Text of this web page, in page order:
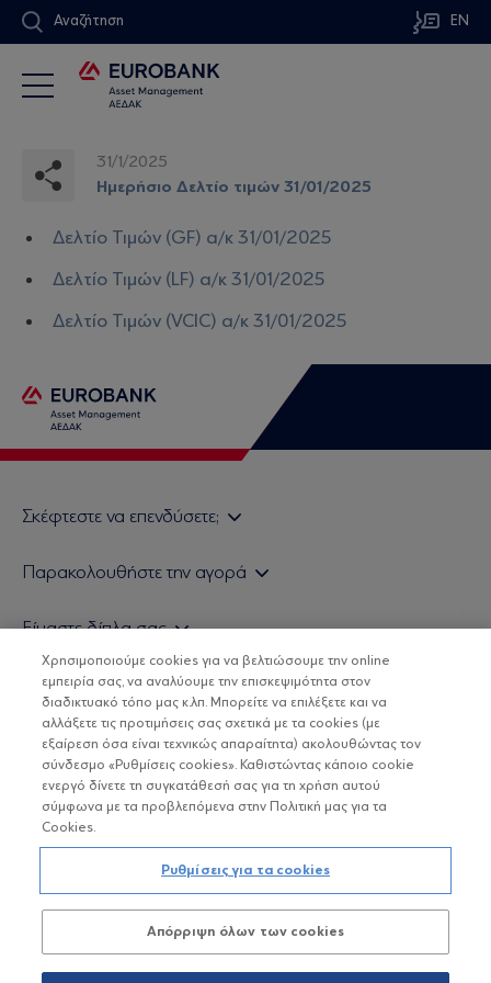
Αναζήτηση EN
31/1/2025
Ημερήσιο Δελτίο τιμών 31/01/2025
Δελτίο Τιμών (GF) α/κ 31/01/2025
Δελτίο Τιμών (LF) α/κ 31/01/2025
Δελτίο Τιμών (VCIC) α/κ 31/01/2025
Σκέφτεστε να επενδύσετε;
Τιμολογιακή Πολιτική
Δείτε τις πολιτικές μας
Βασικές Γνώσεις
Παρακολουθήστε την αγορά
Τα νέα μας
Χρήσιμοι σύνδεσμοι
Είμαστε δίπλα σας
H Eurobank Asset Management ΑΕΔΑΚ
Επενδυτική φιλοσοφία ESG
Πιστοποιημένα στελέχη και συνεργάτες
Αποστολή Βιογραφικών
ΟΙ ΟΣΕΚΑ ΔΕΝ ΕΧΟΥΝ ΕΓΓΥΗΜΕΝΗ ΑΠΟΔΟΣΗ ΚΑΙ ΟΙ
ΠΡΟΗΓΟΥΜΕΝΕΣ ΑΠΟΔΟΣΕΙΣ ΔΕΝ ΔΙΑΣΦΑΛΙΖΟΥΝ ΤΙΣ
ΜΕΛΛΟΝΤΙΚΕΣ
Copyright © Eurobank ΑΕΔΑΚ
Προστασία Προσωπικών Δεδομένων
Όροι χρήσης
Χρησιμοποιούμε cookies για να βελτιώσουμε την online
εμπειρία σας, να αναλύουμε την επισκεψιμότητα στον
διαδικτυακό τόπο μας κ.λπ. Μπορείτε να επιλέξετε και να
αλλάξετε τις προτιμήσεις σας σχετικά με τα cookies (με
εξαίρεση όσα είναι τεχνικώς απαραίτητα) ακολουθώντας τον
σύνδεσμο «Ρυθμίσεις cookies». Καθιστώντας κάποιο cookie
ενεργό δίνετε τη συγκατάθεσή σας για τη χρήση αυτού
σύμφωνα με τα προβλεπόμενα στην Πολιτική μας για τα
Cookies.
Ρυθμίσεις για τα cookies
Απόρριψη όλων των cookies